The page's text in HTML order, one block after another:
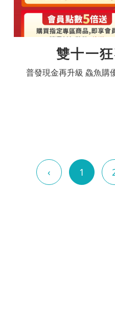
雙十一
普發現金再升
‹ 1